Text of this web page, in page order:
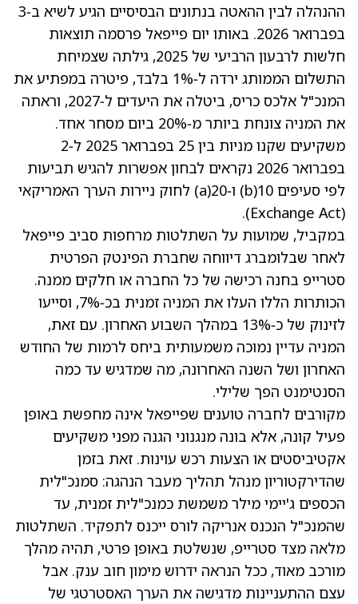
ההנהלה לבין ההאטה בנתונים הבסיסיים הגיע לשיא ב‑3
בפברואר 2026. באותו יום פייפאל פרסמה תוצאות
חלשות לרבעון הרביעי של 2025, גילתה שצמיחת
התשלום הממותג ירדה ל‑1% בלבד, פיטרה במפתיע את
המנכ"ל אלכס כריס, ביטלה את היעדים ל‑2027, וראתה
את המניה צונחת ביותר מ‑20% ביום מסחר אחד.
משקיעים שקנו מניות בין 25 בפברואר 2025 ל‑2
בפברואר 2026 נקראים לבחון אפשרות להגיש תביעות
לפי סעיפים 10(b) ו‑20(a) לחוק ניירות הערך האמריקאי
(Exchange Act).
במקביל, שמועות על השתלטות מרחפות סביב פייפאל
לאחר שבלומברג דיווחה שחברת הפינטק הפרטית
סטרייפ בחנה רכישה של כל החברה או חלקים ממנה.
הכותרות הללו העלו את המניה זמנית בכ‑7%, וסייעו
לזינוק של כ‑13% במהלך השבוע האחרון. עם זאת,
המניה עדיין נמוכה משמעותית ביחס לרמות של החודש
האחרון ושל השנה האחרונה, מה שמדגיש עד כמה
הסנטימנט הפך שלילי.
מקורבים לחברה טוענים שפייפאל אינה מחפשת באופן
פעיל קונה, אלא בונה מנגנוני הגנה מפני משקיעים
אקטיביסטים או הצעות רכש עוינות. זאת בזמן
שהדירקטוריון מנהל תהליך מעבר הנהגה: סמנכ"לית
הכספים ג'יימי מילר משמשת כמנכ"לית זמנית, עד
שהמנכ"ל הנכנס אנריקה לורס ייכנס לתפקיד. השתלטות
מלאה מצד סטרייפ, שנשלטת באופן פרטי, תהיה מהלך
מורכב מאוד, ככל הנראה ידרוש מימון חוב ענק. אבל
עצם ההתעניינות מדגישה את הערך האסטרטגי של